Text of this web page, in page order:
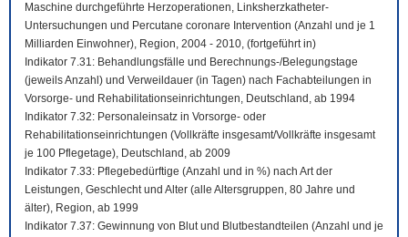
Maschine durchgeführte Herzoperationen, Linksherzkatheter-
Untersuchungen und Percutane coronare Intervention (Anzahl und je 1
Milliarden Einwohner), Region, 2004 - 2010, (fortgeführt in)
Indikator 7.31: Behandlungsfälle und Berechnungs-/Belegungstage
(jeweils Anzahl) und Verweildauer (in Tagen) nach Fachabteilungen in
Vorsorge- und Rehabilitationseinrichtungen, Deutschland, ab 1994
Indikator 7.32: Personaleinsatz in Vorsorge- oder
Rehabilitationseinrichtungen (Vollkräfte insgesamt/Vollkräfte insgesamt
je 100 Pflegetage), Deutschland, ab 2009
Indikator 7.33: Pflegebedürftige (Anzahl und in %) nach Art der
Leistungen, Geschlecht und Alter (alle Altersgruppen, 80 Jahre und
älter), Region, ab 1999
Indikator 7.37: Gewinnung von Blut und Blutbestandteilen (Anzahl und je